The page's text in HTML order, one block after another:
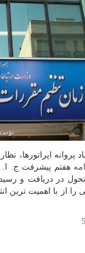
اپراتورها،
هفتم پیشرفت ج. ا.
در دریافت و
را از با اهمیت
5